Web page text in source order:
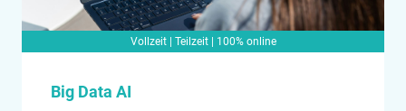
Vollzeit | Teilzeit | 100% online
Big Data AI